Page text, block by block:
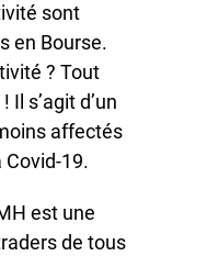
sont
en Bourse.
? Tout
s’agit d’un
affectés
Covid-19.
est une
de tous